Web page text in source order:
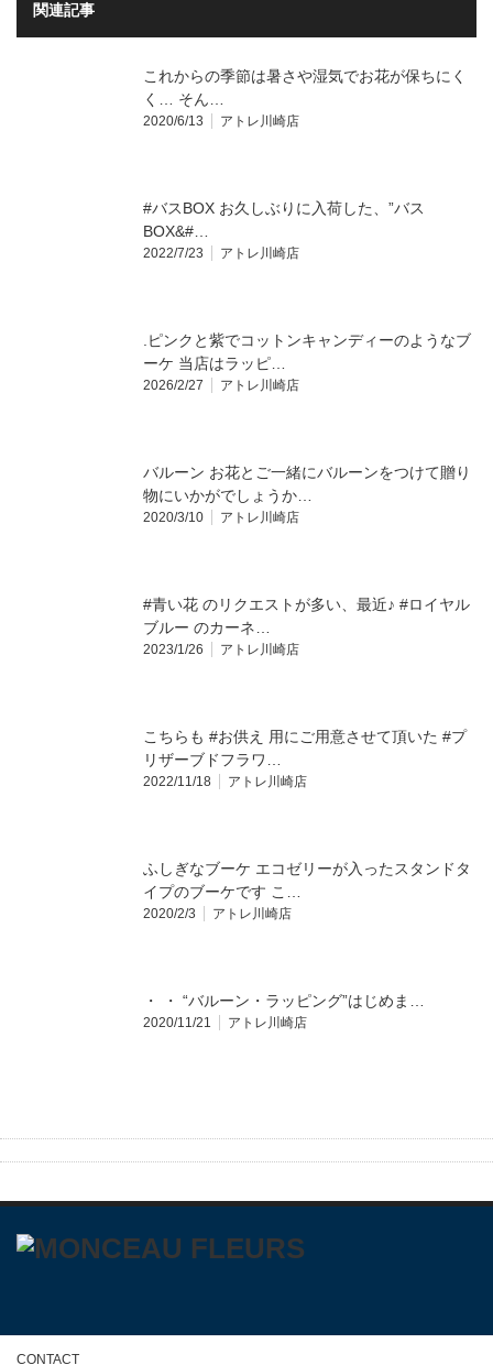
関連記事
これからの季節は暑さや湿気でお花が保ちにく
く… そん…
2020/6/13 アトレ川崎店
#バスBOX お久しぶりに入荷した、”バス
BOX&#…
2022/7/23 アトレ川崎店
.ピンクと紫でコットンキャンディーのようなブ
ーケ ⁡当店はラッピ…
2026/2/27 アトレ川崎店
バルーン お花とご一緒にバルーンをつけて贈り
物にいかがでしょうか…
2020/3/10 アトレ川崎店
#青い花 のリクエストが多い、最近♪ #ロイヤル
ブルー のカーネ…
2023/1/26 アトレ川崎店
こちらも #お供え 用にご用意させて頂いた #プ
リザーブドフラワ…
2022/11/18 アトレ川崎店
ふしぎなブーケ エコゼリーが入ったスタンドタ
イプのブーケです こ…
2020/2/3 アトレ川崎店
・ ・ “バルーン・ラッピング”はじめま…
2020/11/21 アトレ川崎店
CONTACT